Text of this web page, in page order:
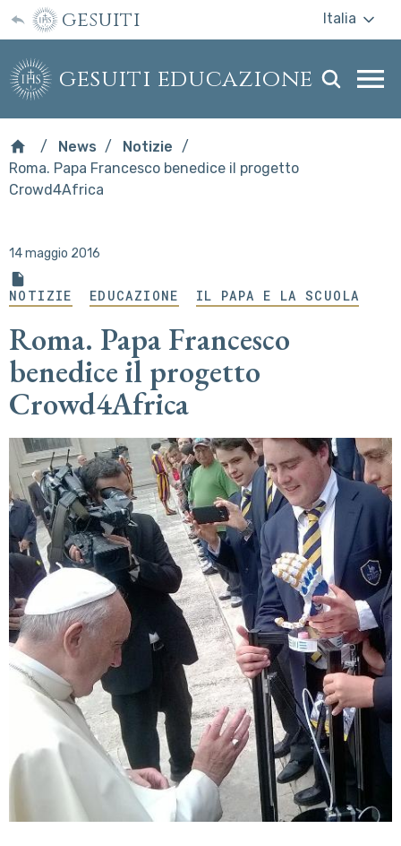
gesuiti Italia
gesuiti educazione
News
Notizie
Roma. Papa Francesco benedice il progetto
Crowd4Africa
14 maggio 2016
NOTIZIE EDUCAZIONE IL PAPA E LA SCUOLA
Roma. Papa Francesco
benedice il progetto
Crowd4Africa